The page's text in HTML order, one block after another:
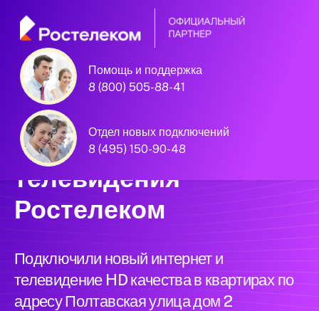
Помощь и поддержка
8 (800) 505-88-41
Отдел новых подключений
8 (495) 150-90-48
Единая Система
Подключений
нового интернета и
телевидения
Ростелеком
Подключили новый интернет и
телевидение HD качества в квартирах по
адресу Полтавская улица дом 2